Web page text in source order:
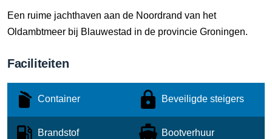
Een ruime jachthaven aan de Noordrand van het
Oldambtmeer bij Blauwestad in de provincie Groningen.
Faciliteiten
Container Beveiligde steigers
Brandstof Bootverhuur